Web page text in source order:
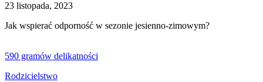
23 listopada, 2023
Jak wspierać odporność w sezonie jesienno-zimowym?
590 gramów delikatności
Rodzicielstwo